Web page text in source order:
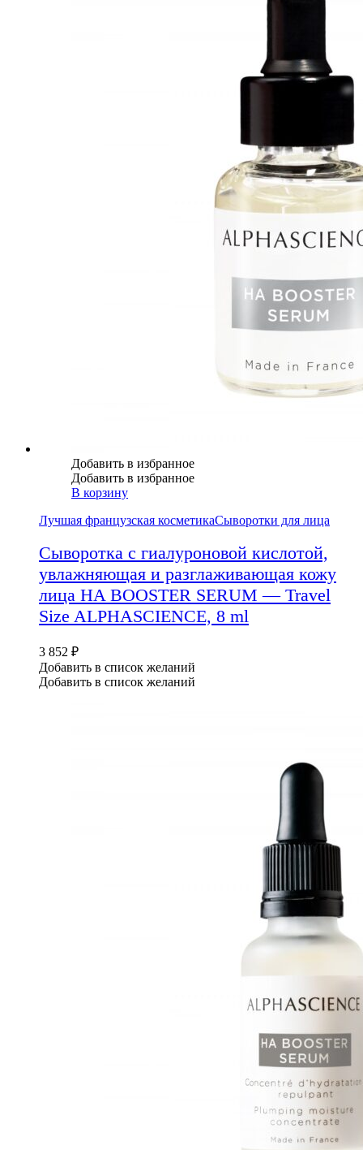
Добавить в избранное
Добавить в избранное
В корзину
Лучшая французская косметикаСыворотки для лица
Сыворотка с гиалуроновой кислотой,
увлажняющая и разглаживающая кожу
лица HA BOOSTER SERUM — Travel
Size ALPHASCIENCE, 8 ml
3 852 ₽
Добавить в список желаний
Добавить в список желаний